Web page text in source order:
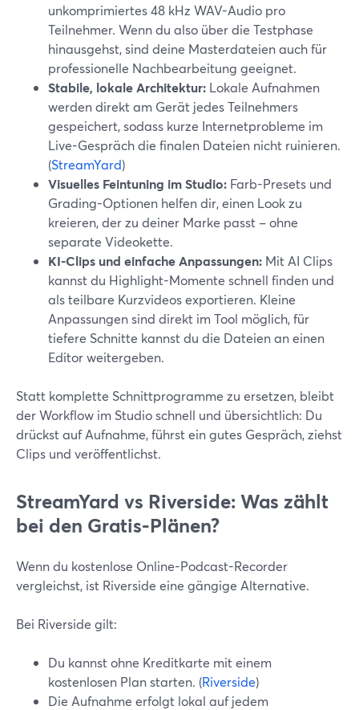
unkomprimiertes 48 kHz WAV-Audio pro
Teilnehmer. Wenn du also über die Testphase
hinausgehst, sind deine Masterdateien auch für
professionelle Nachbearbeitung geeignet.
Stabile, lokale Architektur: Lokale Aufnahmen
werden direkt am Gerät jedes Teilnehmers
gespeichert, sodass kurze Internetprobleme im
Live-Gespräch die finalen Dateien nicht ruinieren.
(StreamYard)
Visuelles Feintuning im Studio: Farb-Presets und
Grading-Optionen helfen dir, einen Look zu
kreieren, der zu deiner Marke passt – ohne
separate Videokette.
KI-Clips und einfache Anpassungen: Mit AI Clips
kannst du Highlight-Momente schnell finden und
als teilbare Kurzvideos exportieren. Kleine
Anpassungen sind direkt im Tool möglich, für
tiefere Schnitte kannst du die Dateien an einen
Editor weitergeben.
Statt komplette Schnittprogramme zu ersetzen, bleibt
der Workflow im Studio schnell und übersichtlich: Du
drückst auf Aufnahme, führst ein gutes Gespräch, ziehst
Clips und veröffentlichst.
StreamYard vs Riverside: Was zählt
bei den Gratis-Plänen?
Wenn du kostenlose Online-Podcast-Recorder
vergleichst, ist Riverside eine gängige Alternative.
Bei Riverside gilt:
Du kannst ohne Kreditkarte mit einem
kostenlosen Plan starten. (Riverside)
Die Aufnahme erfolgt lokal auf jedem